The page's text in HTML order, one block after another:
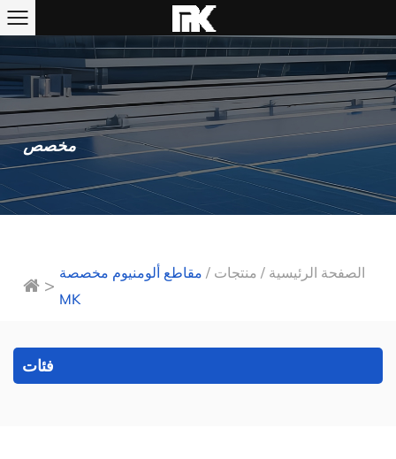
مخصص
>
الصفحة الرئيسية / منتجات / مقاطع ألومنيوم مخصصة
MK
فئات